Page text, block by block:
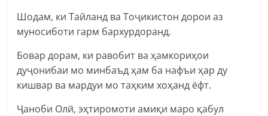
Шодам, ки Тайланд ва Тоҷикистон дорои аз
муносиботи гарм бархурдоранд.
Бовар дорам, ки равобит ва ҳамкориҳои
дуҷонибаи мо минбаъд ҳам ба нафъи ҳар ду
кишвар ва мардуи мо таҳким хоҳанд ёфт.
Ҷаноби Олӣ, эҳтиромоти амиқи маро қабул